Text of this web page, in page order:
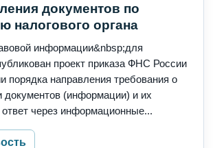
документов по
налогового органа
информации&nbsp;для
проект приказа ФНС России
порядка направления требования о
документов (информации) и их
через информационные...